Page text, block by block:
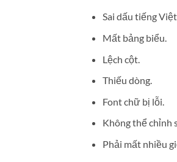
Sai dấu tiếng
Mất bảng biểu.
Lệch cột.
Thiếu dòng.
Font chữ bị lỗi.
Không thể chỉnh
Phải mất nhiều